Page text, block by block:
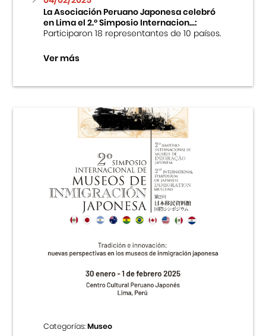
La Asociación Peruano Japonesa celebró
en Lima el 2.º Simposio Internacion...:
Participaron 18 representantes de 10 países.
Ver más
Categorías:Museo